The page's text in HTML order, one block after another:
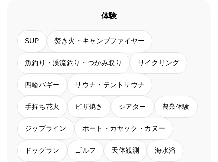
体験
SUP 焚き火・キャンプファイヤー
魚釣り・渓流釣り・つかみ取り サイクリング
四輪バギー サウナ・テントサウナ
手持ち花火 ピザ焼き シアター 農業体験
ジップライン ボート・カヤック・カヌー
ドッグラン ゴルフ 天体観測 海水浴